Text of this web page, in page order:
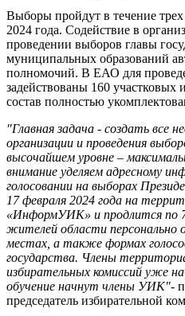
Выборы пройдут в течение
2024 года. Содействие в
проведении выборов главы
муниципальных образований
полномочий. В ЕАО для
задействованы 160
состав полностью
"Главная задача - создать все
организации и проведения
высочайшем уровне –
внимание уделяем адресному
голосовании на выборах
17 февраля 2024 года на
«ИнформУИК» и продлится по
жителей области персонально
местах, а также формах
государства. Члены
избирательных комиссий уже
обучение начнут члены УИК"-
председатель избирательной